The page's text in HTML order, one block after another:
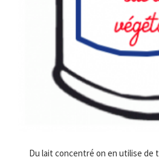
Du lait concentré on en utilise de